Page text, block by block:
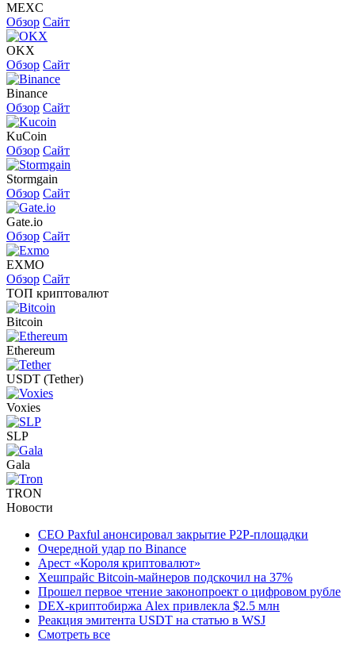
MEXC
Обзор Сайт
OKX
Обзор Сайт
Binance
Обзор Сайт
KuCoin
Обзор Сайт
Stormgain
Обзор Сайт
Gate.io
Обзор Сайт
EXMO
Обзор Сайт
ТОП криптовалют
Bitcoin
Ethereum
USDT (Tether)
Voxies
SLP
Gala
TRON
Новости
CEO Paxful анонсировал закрытие P2P-площадки
Очередной удар по Binance
Арест «Короля криптовалют»
Хешпрайс Bitcoin-майнеров подскочил на 37%
Прошел первое чтение законопроект о цифровом рубле
DEX-криптобиржа Alex привлекла $2.5 млн
Реакция эмитента USDT на статью в WSJ
Смотреть все